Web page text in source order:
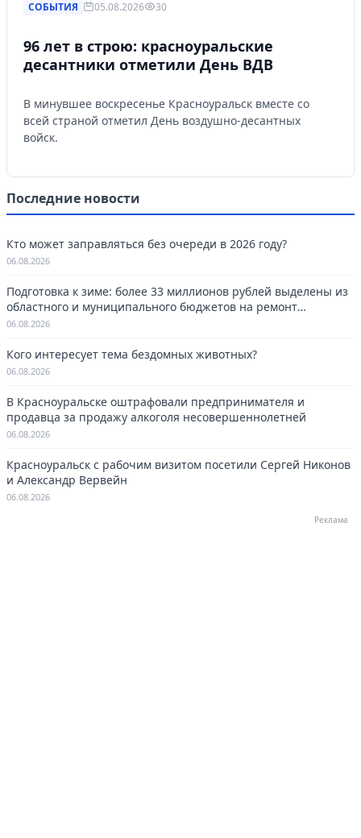
СОБЫТИЯ 05.08.2026 30
96 лет в строю: красноуральские
десантники отметили День ВДВ
В минувшее воскресенье Красноуральск вместе со
всей страной отметил День воздушно-десантных
войск.
Последние новости
Кто может заправляться без очереди в 2026 году?
06.08.2026
Подготовка к зиме: более 33 миллионов рублей выделены из
областного и муниципального бюджетов на ремонт
котельных в Красноуральске.
06.08.2026
Кого интересует тема бездомных животных?
06.08.2026
В Красноуральске оштрафовали предпринимателя и
продавца за продажу алкоголя несовершеннолетней
06.08.2026
Красноуральск с рабочим визитом посетили Сергей Никонов
и Александр Вервейн
06.08.2026
Реклама